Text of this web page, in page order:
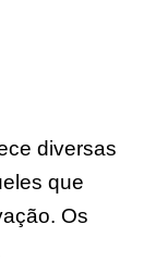
diversas
que
Os